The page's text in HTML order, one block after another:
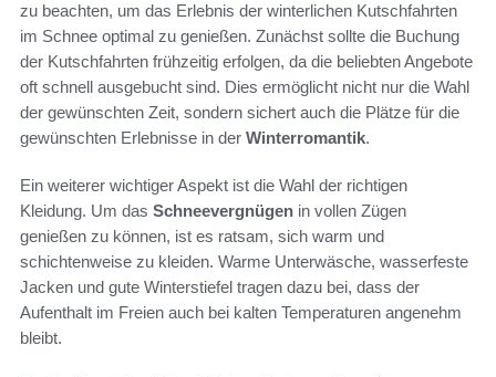
zu beachten, um das Erlebnis der winterlichen Kutschfahrten
im Schnee optimal zu genießen. Zunächst sollte die Buchung
der Kutschfahrten frühzeitig erfolgen, da die beliebten Angebote
oft schnell ausgebucht sind. Dies ermöglicht nicht nur die Wahl
der gewünschten Zeit, sondern sichert auch die Plätze für die
gewünschten Erlebnisse in der Winterromantik.
Ein weiterer wichtiger Aspekt ist die Wahl der richtigen
Kleidung. Um das Schneevergnügen in vollen Zügen
genießen zu können, ist es ratsam, sich warm und
schichtenweise zu kleiden. Warme Unterwäsche, wasserfeste
Jacken und gute Winterstiefel tragen dazu bei, dass der
Aufenthalt im Freien auch bei kalten Temperaturen angenehm
bleibt.